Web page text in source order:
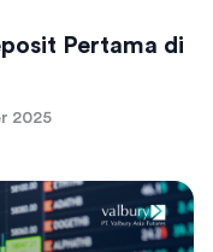
Pertama di
2025